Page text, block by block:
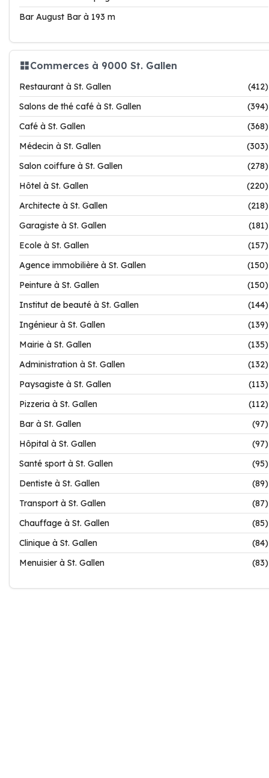
Bar August Bar à 193 m
Commerces à 9000 St. Gallen
Restaurant à St. Gallen
(412)
Salons de thé café à St. Gallen
(394)
Café à St. Gallen
(368)
Médecin à St. Gallen
(303)
Salon coiffure à St. Gallen
(278)
Hôtel à St. Gallen
(220)
Architecte à St. Gallen
(218)
Garagiste à St. Gallen
(181)
Ecole à St. Gallen
(157)
Agence immobilière à St. Gallen
(150)
Peinture à St. Gallen
(150)
Institut de beauté à St. Gallen
(144)
Ingénieur à St. Gallen
(139)
Mairie à St. Gallen
(135)
Administration à St. Gallen
(132)
Paysagiste à St. Gallen
(113)
Pizzeria à St. Gallen
(112)
Bar à St. Gallen
(97)
Hôpital à St. Gallen
(97)
Santé sport à St. Gallen
(95)
Dentiste à St. Gallen
(89)
Transport à St. Gallen
(87)
Chauffage à St. Gallen
(85)
Clinique à St. Gallen
(84)
Menuisier à St. Gallen
(83)